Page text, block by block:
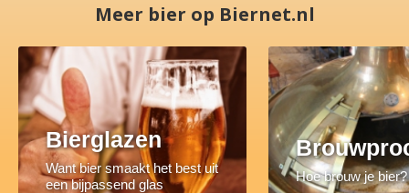
Meer bier op Biernet.nl
Bierglazen
Want bier smaakt het best uit
een bijpassend glas
Hoe brouw je bier?